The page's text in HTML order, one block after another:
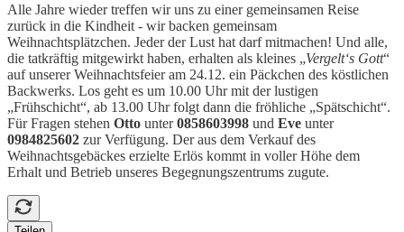
Alle Jahre wieder treffen wir uns zu einer gemeinsamen Reise
zurück in die Kindheit - wir backen gemeinsam
Weihnachtsplätzchen. Jeder der Lust hat darf mitmachen! Und alle,
die tatkräftig mitgewirkt haben, erhalten als kleines „Vergelt‘s Gott“
auf unserer Weihnachtsfeier am 24.12. ein Päckchen des köstlichen
Backwerks. Los geht es um 10.00 Uhr mit der lustigen
„Frühschicht“, ab 13.00 Uhr folgt dann die fröhliche „Spätschicht“.
Für Fragen stehen Otto unter0858603998 und Eve unter
0984825602 zur Verfügung. Der aus dem Verkauf des
Weihnachtsgebäckes erzielte Erlös kommt in voller Höhe dem
Erhalt und Betrieb unseres Begegnungszentrums zugute.